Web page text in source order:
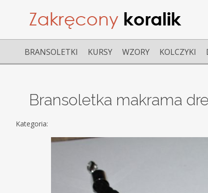
BRANSOLETKI KURSY WZORY KOLCZYKI
Bransoletka makrama
Kategoria: